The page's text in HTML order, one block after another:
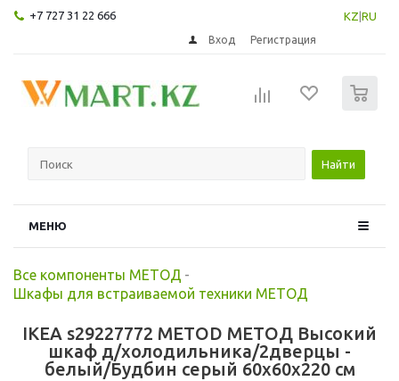
+7 727 31 22 666 KZ RU
Вход Регистрация
Найти
МЕНЮ
Все компоненты МЕТОД -
Шкафы для встраиваемой техники МЕТОД
IKEA s29227772 METOD МЕТОД Высокий
шкаф д/холодильника/2дверцы -
белый/Будбин серый 60x60x220 см